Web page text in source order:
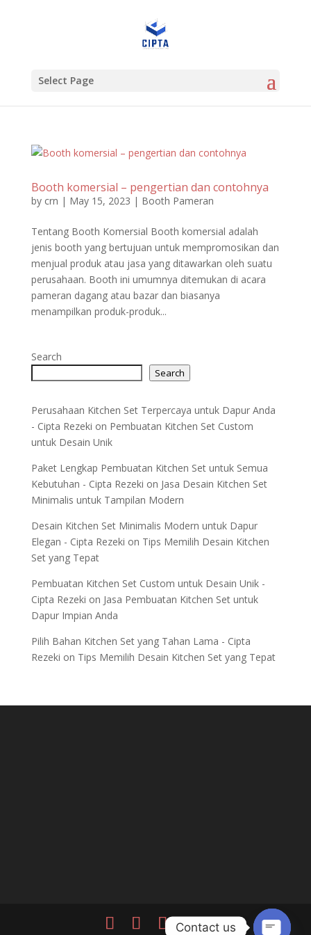
Select Page
Booth komersial – pengertian dan contohnya
by crn | May 15, 2023 | Booth Pameran
Tentang Booth Komersial Booth komersial adalah
jenis booth yang bertujuan untuk mempromosikan dan
menjual produk atau jasa yang ditawarkan oleh suatu
perusahaan. Booth ini umumnya ditemukan di acara
pameran dagang atau bazar dan biasanya
menampilkan produk-produk...
Search
Search
Perusahaan Kitchen Set Terpercaya untuk Dapur Anda
- Cipta Rezeki on Pembuatan Kitchen Set Custom
untuk Desain Unik
Paket Lengkap Pembuatan Kitchen Set untuk Semua
Kebutuhan - Cipta Rezeki on Jasa Desain Kitchen Set
Minimalis untuk Tampilan Modern
Desain Kitchen Set Minimalis Modern untuk Dapur
Elegan - Cipta Rezeki on Tips Memilih Desain Kitchen
Set yang Tepat
Pembuatan Kitchen Set Custom untuk Desain Unik -
Cipta Rezeki on Jasa Pembuatan Kitchen Set untuk
Dapur Impian Anda
Pilih Bahan Kitchen Set yang Tahan Lama - Cipta
Rezeki on Tips Memilih Desain Kitchen Set yang Tepat
Contact us